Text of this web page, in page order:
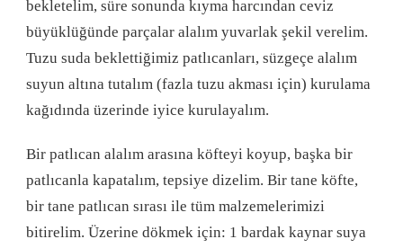
bekletelim, süre sonunda kıyma harcından ceviz
büyüklüğünde parçalar alalım yuvarlak şekil verelim.
Tuzu suda beklettiğimiz patlıcanları, süzgeçe alalım
suyun altına tutalım (fazla tuzu akması için) kurulama
kağıdında üzerinde iyice kurulayalım.
Bir patlıcan alalım arasına köfteyi koyup, başka bir
patlıcanla kapatalım, tepsiye dizelim. Bir tane köfte,
bir tane patlıcan sırası ile tüm malzemelerimizi
bitirelim. Üzerine dökmek için: 1 bardak kaynar suya